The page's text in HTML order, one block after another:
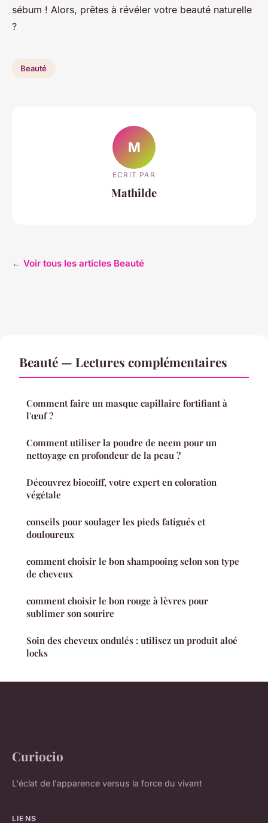
sébum ! Alors, prêtes à révéler votre beauté naturelle
?
Beauté
M
ECRIT PAR
Mathilde
← Voir tous les articles Beauté
Beauté — Lectures complémentaires
Comment faire un masque capillaire fortifiant à
l'œuf ?
Comment utiliser la poudre de neem pour un
nettoyage en profondeur de la peau ?
Découvrez biocoiff, votre expert en coloration
végétale
conseils pour soulager les pieds fatigués et
douloureux
comment choisir le bon shampooing selon son type
de cheveux
comment choisir le bon rouge à lèvres pour
sublimer son sourire
Soin des cheveux ondulés : utilisez un produit aloé
locks
Curiocio
L'éclat de l'apparence versus la force du vivant
LIENS